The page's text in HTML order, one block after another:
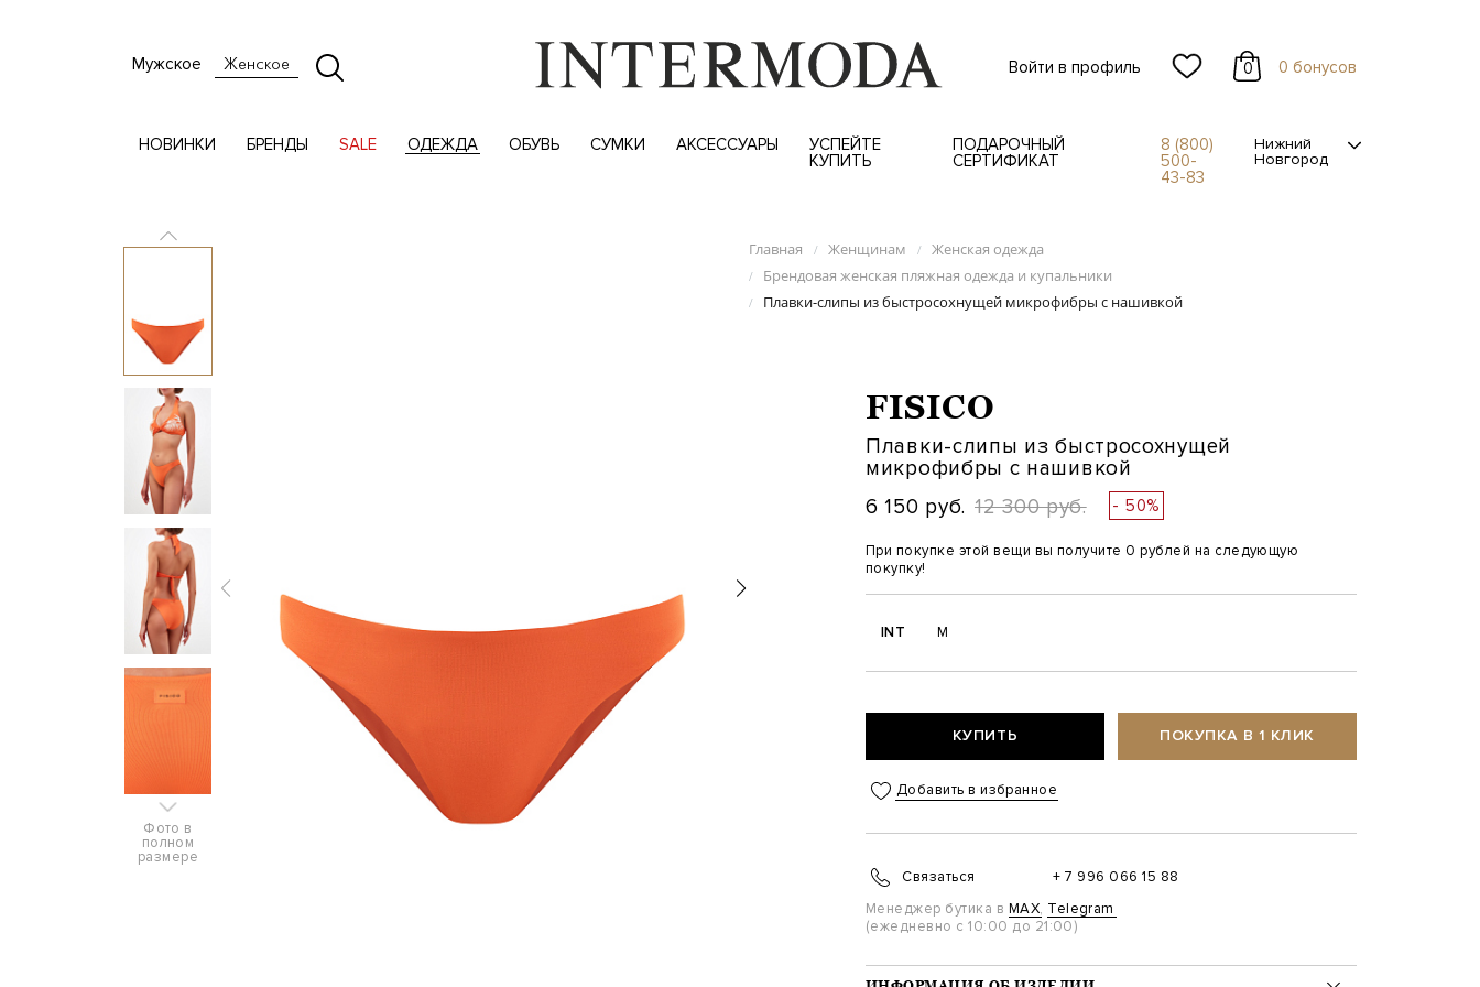
Мужское Женское Войти в профиль 0 0 бонусов
НОВИНКИ БРЕНДЫ SALE ОДЕЖДА ОБУВЬ СУМКИ АКСЕССУАРЫ
УСПЕЙТЕ
КУПИТЬ
ПОДАРОЧНЫЙ
СЕРТИФИКАТ
8 (800)
500-
43-83
Нижний
Новгород
Фото в
полном
размере
Главная / Женщинам / Женская одежда
/ Брендовая женская пляжная одежда и купальники
/ Плавки-слипы из быстросохнущей микрофибры с нашивкой
FISICO
Плавки-слипы из быстросохнущей
микрофибры с нашивкой
6 150 руб. 12 300 руб. - 50%
При покупке этой вещи вы получите 0 рублей на следующую
покупку!
INT M
КУПИТЬ ПОКУПКА В 1 КЛИК
Добавить в избранное
Связаться
+ 7 996 066 15 88
Менеджер бутика в MAX, Telegram
(ежедневно с 10:00 до 21:00)